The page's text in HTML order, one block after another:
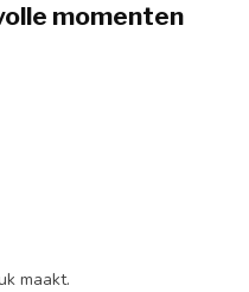
momenten
maakt.